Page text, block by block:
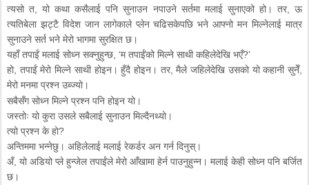
त्यसो त, यो कथा कसैलाई पनि सुनाउन नपाउने सर्तमा मलाई सुनाएको हो। तर, ऊ
त्यतिबेला झट्टै विदेश जान लागेकाले प्लेन चढिसकेपछि भने आफ्नो मन मिल्नेलाई मात्र
सुनाउने सर्त भने मेरो भागमा सुरक्षित छ।
यहाँ तपाईं मलाई सोध्न सक्नुहुन्छ, ‘म तपाईंको मिल्ने साथी कहिलेदेखि भएँ?’
हो, तपाईं मेरो मिल्ने साथी होइन। हुँदै होइन। तर, मैले जहिलेदेखि उसको यो कहानी सुनेँ,
मेरो मनमा प्रश्न उब्ज्यो।
सबैसँग सोध्न मिल्ने प्रश्न पनि होइन यो।
जस्तोः यो कुरा उसले सबैलाई सुनाउन मिल्दैनथ्यो।
त्यो प्रश्न के हो?
अन्तिममा भन्नेछु। अहिलेलाई मलाई रेकर्डर अन गर्न दिनुस्।
अँ, यो अडियो प्ले हुन्जेल तपाईंले मेरो आँखामा हेर्न पाउनुहुन्न। मलाई केही सोध्न पनि बर्जित
छ।